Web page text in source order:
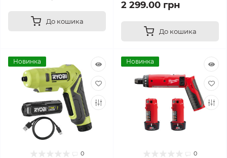
До кошика
2 299.00 грн
До кошика
Новинка
0
Новинка
0